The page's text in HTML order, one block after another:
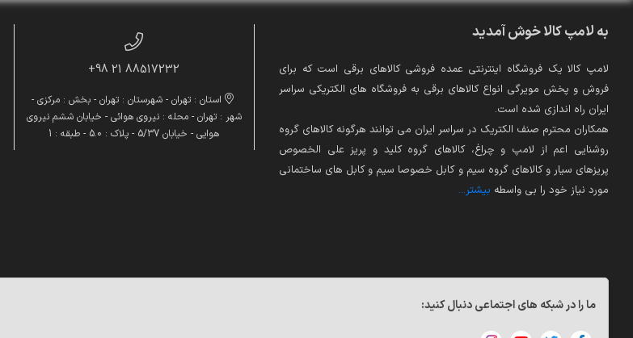
به لامپ کالا خوش آمدید
لامپ کالا یک فروشگاه اینترنتی عمده فروشی کالاهای برقی است که برای
فروش و پخش مویرگی انواع کالاهای برقی به فروشگاه های الکتریکی سراسر
ایران راه اندازی شده است.
همکاران محترم صنف الکتریک در سراسر ایران می توانند هرگونه کالاهای گروه
روشنایی اعم از لامپ و چراغ، کالاهای گروه کلید و پریز علی الخصوص
پریزهای سیار و کالاهای گروه سیم و کابل خصوصا سیم و کابل های ساختمانی
مورد نیاز خود را بی واسطه بیشتر...
88517232 21 98+
استان : تهران - شهرستان : تهران - بخش : مرکزی -
شهر : تهران - محله : نیروی هوائی - خیابان ششم نیروی
هوایی - خیابان 5/37 - پلاک : 5.0 - طبقه : 1
ما را در شبکه های اجتماعی دنبال کنید: